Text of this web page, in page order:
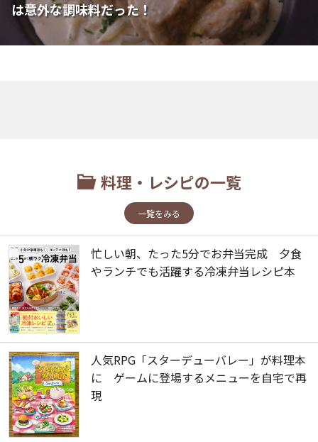
は意外な調味料だった！
料理・レシピの一覧
一覧をみる
忙しい朝、たった5分でお弁当完成 夕食
やランチでも活躍する冷凍弁当レシピ本
人気RPG「スターデューバレー」が料理本
に ゲームに登場するメニューを自宅で再
現